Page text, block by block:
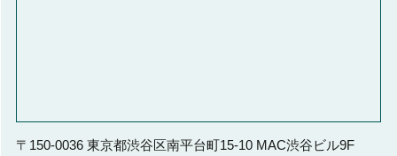
〒150-0036 東京都渋谷区南平台町15-10 MAC渋谷ビル9F